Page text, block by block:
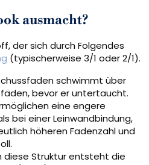
ausmacht?
der sich durch Folgendes
(typischerweise 3/1 oder 2/1).
schwimmt über
bevor er untertaucht.
eine engere
bei einer Leinwandbindung,
höheren Fadenzahl und
diese Struktur entsteht die